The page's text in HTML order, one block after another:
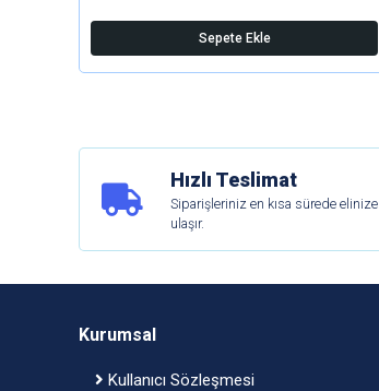
Sepete Ekle
Hızlı Teslimat
Siparişleriniz en kısa sürede elinize
ulaşır.
Kurumsal
Kullanıcı Sözleşmesi